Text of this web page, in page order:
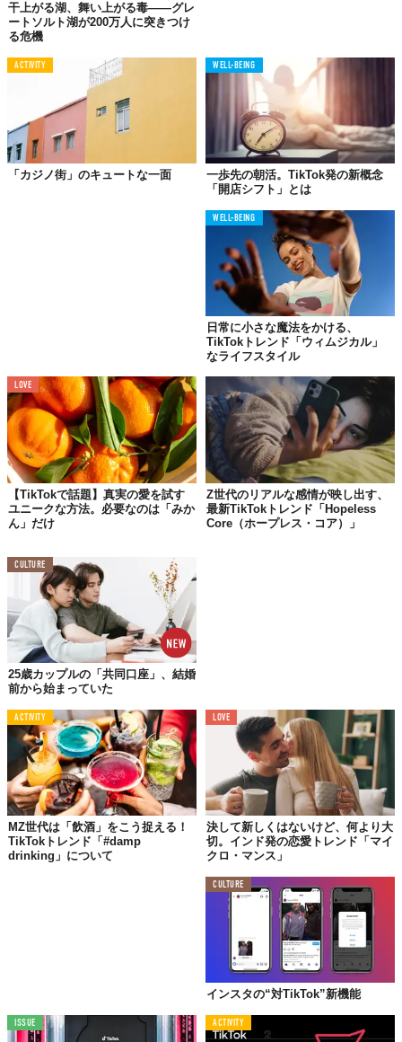
彼氏のベージュフラッグは、私が5つメッセージを送信しても、最
後のメッセージに対する返信しかせず、他の4つは無視することで
「死にそうだからだ助けて」
「大好きだよ」
「今日の夕ご飯は何食べたの？」
Z世代のトレンドだというこ
と。
2022年以降、無理に“映え”を狙わない
「エフォートレス（肩肘張
らない）」な投稿が増え、SNSでもリアルさを求められるように
なった。
最近では、視聴者やフォロワーと 親密感 を築くコンテンツがトレ
ンド入りすることも多く、今回の
ベージュフラッグも「リアルで
シンプルなコンテンツ」として好まれているのかもしれない。
が、パートナーの奇行を世に公開することで、逆に二人の関係が
ギクシャクしてしまう……なんてことには十分に注意した方が良
さそうだ（笑）
Reference:PSYCHOLOGY AND RELATIONSHIPS ‘Beige flags’ in your relationship: Why
they’re trending on TikTok and why not to ‘hyperfocus’ on them
この世界は、もっと広いはずだ。
干上がる湖、舞い上がる毒——グレ
ートソルト湖が200万人に突きつけ
る危機
ACTIVITY
「カジノ街」のキュートな一面
WELL-BEING
一歩先の朝活。TikTok発の新概念
「開店シフト」とは
WELL-BEING
日常に小さな魔法をかける、
TikTokトレンド「ウィムジカル」
なライフスタイル
LOVE
【TikTokで話題】真実の愛を試す
ユニークな方法。必要なのは「みか
ん」だけ
Z世代のリアルな感情が映し出す、
最新TikTokトレンド「Hopeless
Core（ホープレス・コア）」
CULTURE
25歳カップルの「共同口座」、結婚
前から始まっていた
ACTIVITY
MZ世代は「飲酒」をこう捉える！
TikTokトレンド「#damp
drinking」について
LOVE
決して新しくはないけど、何より大
切。インド発の恋愛トレンド「マイ
クロ・マンス」
CULTURE
インスタの“対TikTok”新機能
ISSUE ACTIVITY